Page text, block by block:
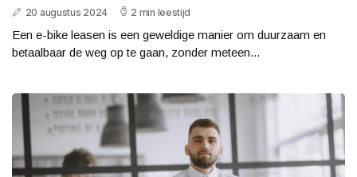
20 augustus 2024 2 min leestijd
Een e-bike leasen is een geweldige manier om duurzaam en
betaalbaar de weg op te gaan, zonder meteen...